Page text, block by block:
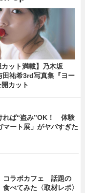
カット満載】乃木坂
田祐希3rd写真集『ヨー
カット
れば“盗み”OK！ 体験
マート展」がヤバすぎた
コラボカフェ 話題の
食べてみた〈取材レポ〉